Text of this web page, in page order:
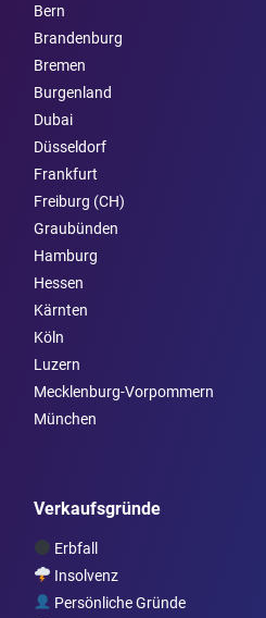
Bern
Brandenburg
Bremen
Burgen­land
Dubai
Düsseldorf
Frankfurt
Freiburg (CH)
Graubünden
Hamburg
Hessen
Kärnten
Köln
Luzern
Mecklenburg-Vorpommern
München
Verkaufsgründe
Erbfall
Insolvenz
Persönliche Gründe